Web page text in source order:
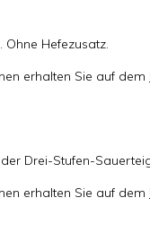
Hefezusatz.
erhalten Sie auf dem
Drei-Stufen-
erhalten Sie auf dem